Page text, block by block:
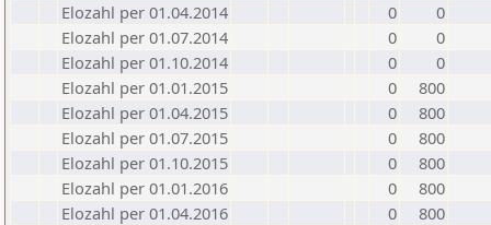
Elozahl per 01.04.2014
0
0
Elozahl per 01.07.2014
0
0
Elozahl per 01.10.2014
0
0
Elozahl per 01.01.2015
0
800
Elozahl per 01.04.2015
0
800
Elozahl per 01.07.2015
0
800
Elozahl per 01.10.2015
0
800
Elozahl per 01.01.2016
0
800
Elozahl per 01.04.2016
0
800